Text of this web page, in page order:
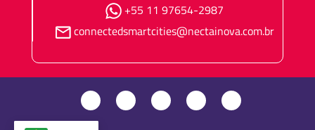
+55 11 97654-2987
connectedsmartcities@nectainova.com.br